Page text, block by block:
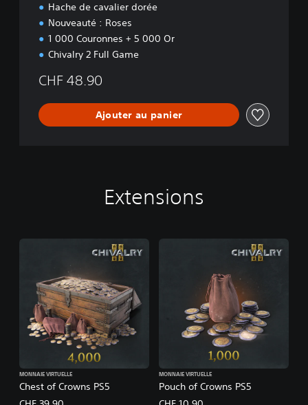
Hache de cavalier dorée
Nouveauté : Roses
1 000 Couronnes + 5 000 Or
Chivalry 2 Full Game
CHF 48.90
Ajouter au panier
Extensions
Chest of Crowns PS5
MONNAIE VIRTUELLE
Pouch of Crowns PS5
MONNAIE VIRTUELLE